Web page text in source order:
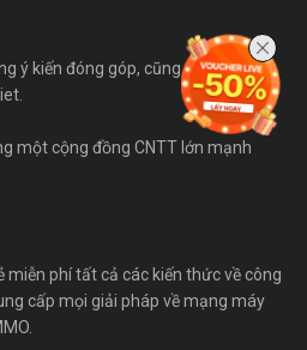
ý kiến đóng góp, cũng như bài viết
một cộng đồng CNTT lớn mạnh
miễn phí tất cả các kiến thức về công
cấp mọi giải pháp về mạng máy